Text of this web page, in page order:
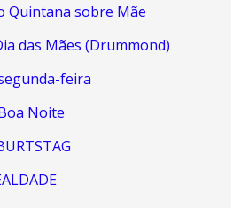
Quintana sobre Mãe
das Mães (Drummond)
feira
Noite